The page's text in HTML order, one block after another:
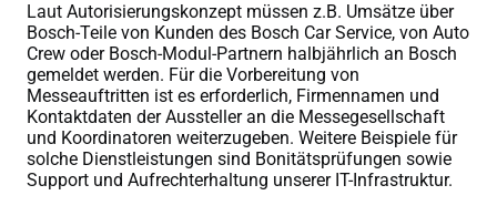
Laut Autorisierungskonzept müssen z.B. Umsätze über
Bosch-Teile von Kunden des Bosch Car Service, von Auto
Crew oder Bosch-Modul-Partnern halbjährlich an Bosch
gemeldet werden. Für die Vorbereitung von
Messeauftritten ist es erforderlich, Firmennamen und
Kontaktdaten der Aussteller an die Messegesellschaft
und Koordinatoren weiterzugeben. Weitere Beispiele für
solche Dienstleistungen sind Bonitätsprüfungen sowie
Support und Aufrechterhaltung unserer IT-Infrastruktur.